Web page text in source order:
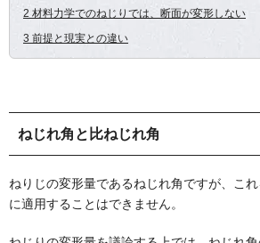
2 材料力学でのねじりでは、断面が変形しない
3 前提と現実との違い
ねじれ角と比ねじれ角
ねりじの変形量であるねじれ角ですが、こ
に適用することはできません。